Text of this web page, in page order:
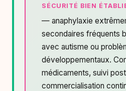
SÉCURITÉ BIEN
— anaphylaxie
secondaires fréquents
avec autisme ou
développementaux.
médicaments, suivi
commercialisation